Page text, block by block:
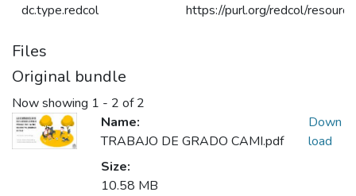
dc.type.redcol https://purl.org/redcol/
Files
Original bundle
Now showing 1 - 2 of 2
Name:
TRABAJO DE GRADO CAMI.pdf
Size:
10.58 MB
Down
load